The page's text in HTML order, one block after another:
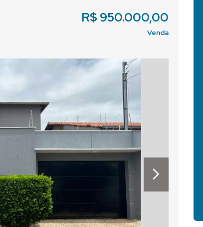
R$ 950.000,00
Venda